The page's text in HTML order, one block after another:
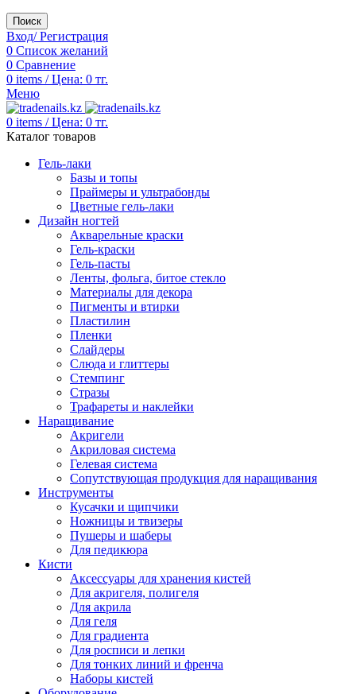
Поиск
Вход/ Регистрация
0 Список желаний
0 Сравнение
0 items / Цена: 0 тг.
Меню
0 items / Цена: 0 тг.
Каталог товаров
Гель-лаки
Базы и топы
Праймеры и ультрабонды
Цветные гель-лаки
Дизайн ногтей
Акварельные краски
Гель-краски
Гель-пасты
Ленты, фольга, битое стекло
Материалы для декора
Пигменты и втирки
Пластилин
Пленки
Слайдеры
Слюда и глиттеры
Стемпинг
Стразы
Трафареты и наклейки
Наращивание
Акригели
Акриловая система
Гелевая система
Сопутствующая продукция для наращивания
Инструменты
Кусачки и щипчики
Ножницы и твизеры
Пушеры и шаберы
Для педикюра
Кисти
Аксессуары для хранения кистей
Для акригеля, полигеля
Для акрила
Для геля
Для градиента
Для росписи и лепки
Для тонких линий и френча
Наборы кистей